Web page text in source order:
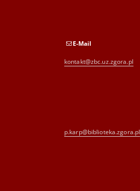
E-Mail
kontakt@zbc.uz.zgora.pl
p.karp@biblioteka.zgora.pl